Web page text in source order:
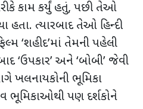
કામ કર્યું હતું, પછી તેઓ
હતા. ત્યારબાદ તેઓ હિન્દી
‘શહીદ’માં તેમની પહેલી
‘ઉપકાર’અને‘બોબી’ જેવી
ખલનાયકોની ભૂમિકા
ભૂમિકાઓથી પણ દર્શકોને